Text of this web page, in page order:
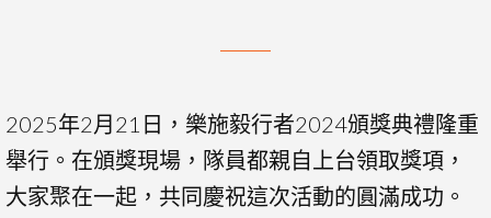
2025年2月21日，樂施毅行者2024頒獎典禮隆重
舉行。在頒獎現場，隊員都親自上台領取獎項，
大家聚在一起，共同慶祝這次活動的圓滿成功。